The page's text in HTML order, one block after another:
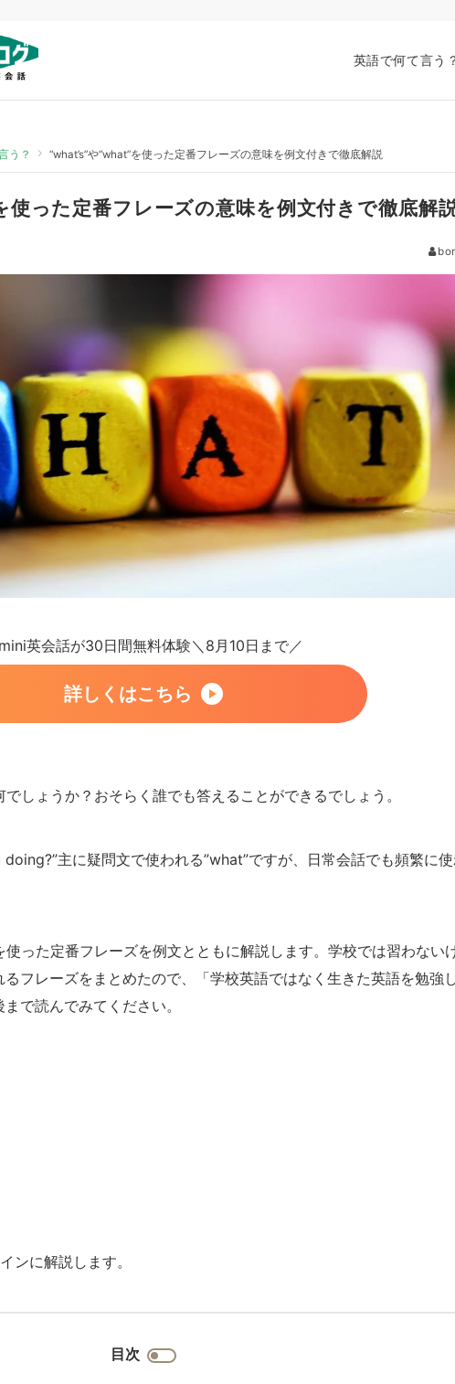
英語で何て言う
う？ “what’s”や“what”を使った定番フレーズの意味を例文付きで徹底解説
使った定番フレーズの意味を例文付きで徹底解
英会話が30日間無料体験＼8月10日まで／
詳しくはこちら
しょうか？おそらく誰でも答えることができるでしょう。
主に疑問文で使われる”what”ですが、日常会話でも頻繁に
使った定番フレーズを例文とともに解説します。学校では習わない
フレーズをまとめたので、「学校英語ではなく生きた英語を勉強
で読んでみてください。
ンに解説します。
目次